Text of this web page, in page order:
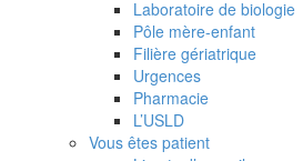
Laboratoire de biologie
Pôle mère-enfant
Filière gériatrique
Urgences
Pharmacie
L’USLD
Vous êtes patient